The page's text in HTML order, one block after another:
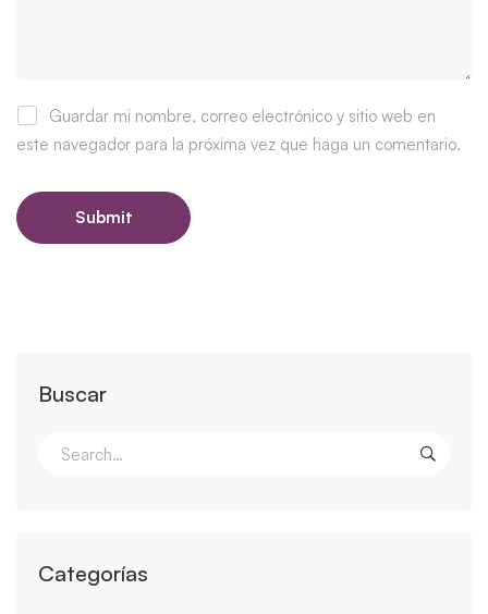
Guardar mi nombre, correo electrónico y sitio web en
este navegador para la próxima vez que haga un comentario.
Buscar
Categorías